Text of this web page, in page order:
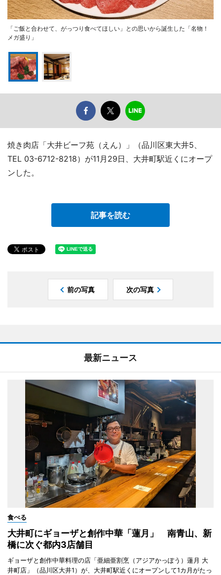
「ご飯と合わせて、がっつり食べてほしい」との思いから誕生した「名物！
メガ盛り」
焼き肉店「大井ビーフ苑（えん）」（品川区東大井5、
TEL 03-6712-8218）が11月29日、大井町駅近くにオープ
ンした。
記事を読む
前の写真 次の写真
最新ニュース
食べる
大井町にギョーザと創作中華「蓮月」 南青山、新
橋に次ぐ都内3店舗目
ギョーザと創作中華料理の店「亜細亜割烹（アジアかっぽう）蓮月 大
井町店」（品川区大井1）が、大井町駅近くにオープンして1カ月がたっ